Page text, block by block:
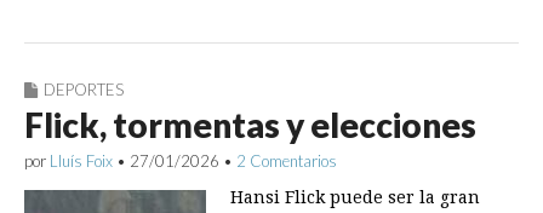
DEPORTES
Flick, tormentas y elecciones
por Lluís Foix • 27/01/2026 • 2 Comentarios
Hansi Flick puede ser la gran